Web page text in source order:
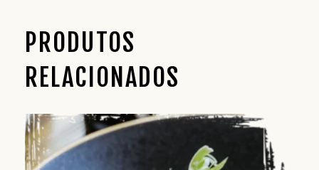
PRODUTOS
RELACIONADOS